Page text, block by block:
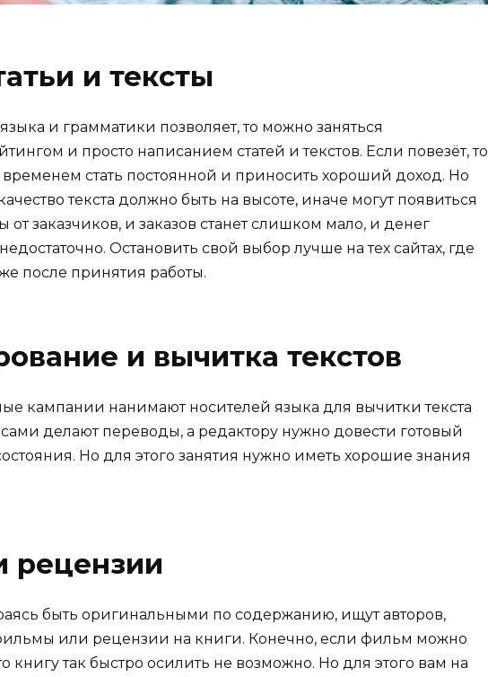
и тексты
и грамматики позволяет, то можно заняться
и просто написанием статей и текстов. Если повезёт, то
временем стать постоянной и приносить хороший доход. Но
текста должно быть на высоте, иначе могут появиться
от заказчиков, и заказов станет слишком мало, и денег
Остановить свой выбор лучше на тех сайтах, где
после принятия работы.
и вычитка текстов
кампании нанимают носителей языка для вычитки текста
делают переводы, а редактору нужно довести готовый
Но для этого занятия нужно иметь хорошие знания
рецензии
быть оригинальными по содержанию, ищут авторов,
или рецензии на книги. Конечно, если фильм можно
книгу так быстро осилить не возможно. Но для этого вам на